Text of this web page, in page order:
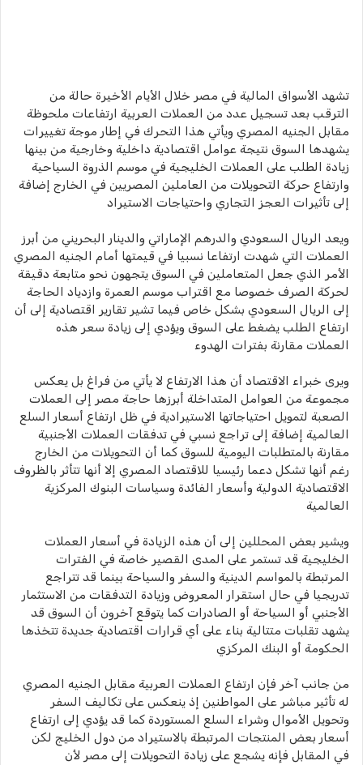
تشهد الأسواق المالية في مصر خلال الأيام الأخيرة حالة من
الترقب بعد تسجيل عدد من العملات العربية ارتفاعات ملحوظة
مقابل الجنيه المصري ويأتي هذا التحرك في إطار موجة تغييرات
يشهدها السوق نتيجة عوامل اقتصادية داخلية وخارجية من بينها
زيادة الطلب على العملات الخليجية في موسم الذروة السياحية
وارتفاع حركة التحويلات من العاملين المصريين في الخارج إضافة
إلى تأثيرات العجز التجاري واحتياجات الاستيراد
ويعد الريال السعودي والدرهم الإماراتي والدينار البحريني من أبرز
العملات التي شهدت ارتفاعا نسبيا في قيمتها أمام الجنيه المصري
الأمر الذي جعل المتعاملين في السوق يتجهون نحو متابعة دقيقة
لحركة الصرف خصوصا مع اقتراب موسم العمرة وازدياد الحاجة
إلى الريال السعودي بشكل خاص فيما تشير تقارير اقتصادية إلى أن
ارتفاع الطلب يضغط على السوق ويؤدي إلى زيادة سعر هذه
العملات مقارنة بفترات الهدوء
ويرى خبراء الاقتصاد أن هذا الارتفاع لا يأتي من فراغ بل يعكس
مجموعة من العوامل المتداخلة أبرزها حاجة مصر إلى العملات
الصعبة لتمويل احتياجاتها الاستيرادية في ظل ارتفاع أسعار السلع
العالمية إضافة إلى تراجع نسبي في تدفقات العملات الأجنبية
مقارنة بالمتطلبات اليومية للسوق كما أن التحويلات من الخارج
رغم أنها تشكل دعما رئيسيا للاقتصاد المصري إلا أنها تتأثر بالظروف
الاقتصادية الدولية وأسعار الفائدة وسياسات البنوك المركزية
العالمية
ويشير بعض المحللين إلى أن هذه الزيادة في أسعار العملات
الخليجية قد تستمر على المدى القصير خاصة في الفترات
المرتبطة بالمواسم الدينية والسفر والسياحة بينما قد تتراجع
تدريجيا في حال استقرار المعروض وزيادة التدفقات من الاستثمار
الأجنبي أو السياحة أو الصادرات كما يتوقع آخرون أن السوق قد
يشهد تقلبات متتالية بناء على أي قرارات اقتصادية جديدة تتخذها
الحكومة أو البنك المركزي
من جانب آخر فإن ارتفاع العملات العربية مقابل الجنيه المصري
له تأثير مباشر على المواطنين إذ ينعكس على تكاليف السفر
وتحويل الأموال وشراء السلع المستوردة كما قد يؤدي إلى ارتفاع
أسعار بعض المنتجات المرتبطة بالاستيراد من دول الخليج لكن
في المقابل فإنه يشجع على زيادة التحويلات إلى مصر لأن